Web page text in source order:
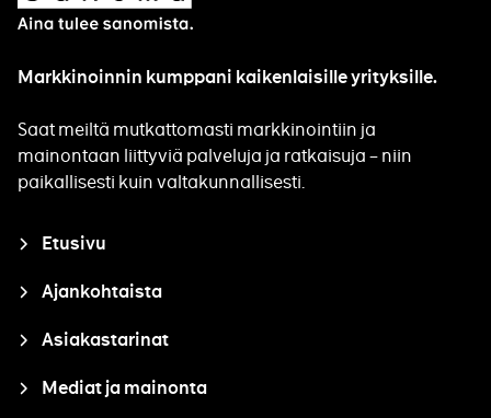
Sanoma
Markkinoinnin kumppani kaikenlaisille yrityksille.
Saat meiltä mutkattomasti markkinointiin ja
mainontaan liittyviä palveluja ja ratkaisuja – niin
paikallisesti kuin valtakunnallisesti.
Closure
Etusivu
Ajankohtaista
Asiakastarinat
Mediat ja mainonta